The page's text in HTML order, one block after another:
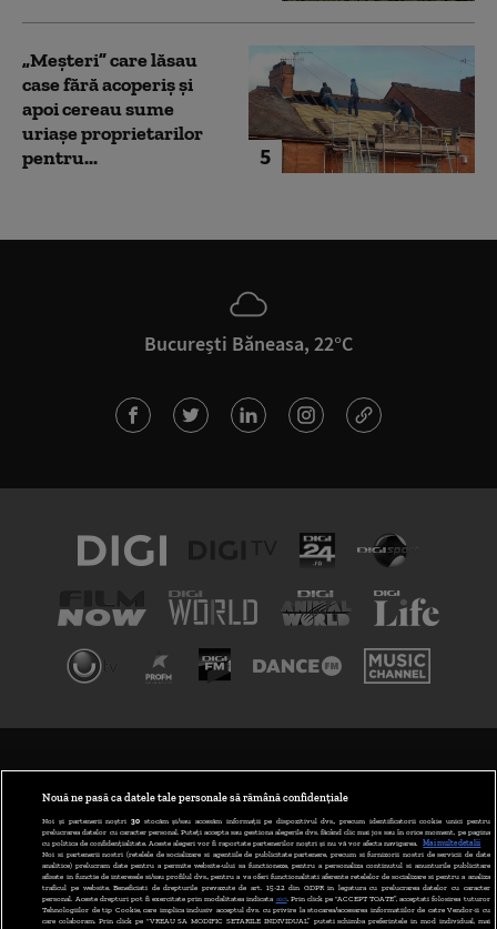
5
„Meșteri” care lăsau
case fără acoperiș și
apoi cereau sume
uriașe proprietarilor
pentru...
București Băneasa, 22°C
ABONARE DIGI TV
GESTIONAȚI PREFERINȚELE
CODUL DIGI24
Nouă ne pasă ca datele tale personale să rămână confidențiale
Noi și partenerii noștri 30stocăm și/sau accesăm informații pe dispozitivul dvs., precum identificatorii cookie unici pentru
prelucrarea datelor cu caracter personal. Puteți accepta sau gestiona alegerile dvs. făcând clic mai jos sau în orice moment, pe pagina
cu politica de confidențialitate. Aceste alegeri vor fi raportate partenerilor noștri și nu vă vor afecta navigarea.
Mai multe detalii
Noi si partenerii nostri (retelele de socializare si agentiile de publicitate partenere, precum si furnizorii nostri de servicii de date
analitice) prelucram date pentru a permite website-ului sa functioneze, pentru a personaliza continutul si anunturile publicitare
afisate in functie de interesele si/sau profilul dvs., pentru a va oferi functionalitati aferente retelelor de socializare si pentru a analiza
traficul pe website. Beneficiati de drepturile prevazute de art. 15-22 din GDPR in legatura cu prelucrarea datelor cu caracter
personal. Aceste drepturi pot fi exercitate prin modalitatea indicata aici. Prin click pe “ACCEPT TOATE”, acceptati folosirea tuturor
Tehnologiilor de tip Cookie, care implica inclusiv acceptul dvs. cu privire la stocarea/accesarea informatiilor de catre Vendor-ii cu
care colaboram. Prin click pe “VREAU SA MODIFIC SETARILE INDIVIDUAL” puteti schimba preferintele in mod individual, mai